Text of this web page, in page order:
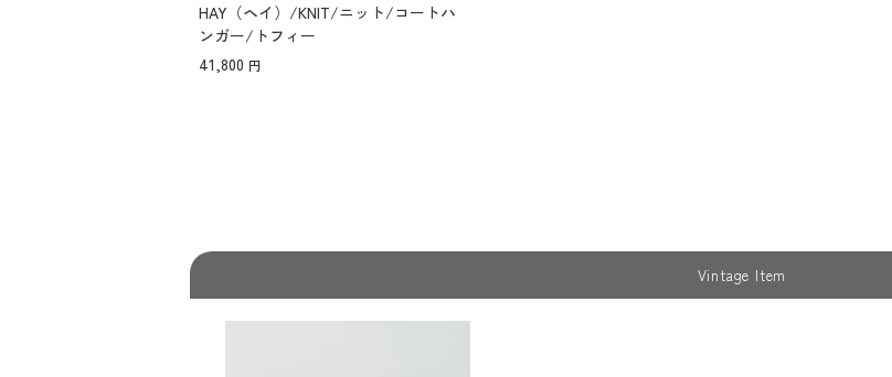
HAY（ヘイ）/KNIT/ニット/コートハ
ンガー/トフィー
41,800
Vintage Item